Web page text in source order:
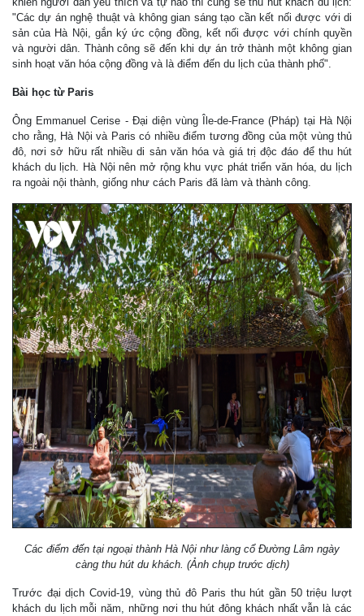
"Các dự án nghệ thuật và không gian sáng tạo cần kết nối được với di
sản của Hà Nội, gắn ký ức cộng đồng, kết nối được với chính quyền
và người dân. Thành công sẽ đến khi dự án trở thành một không gian
sinh hoạt văn hóa cộng đồng và là điểm đến du lịch của thành phố".
Bài học từ Paris
Ông Emmanuel Cerise - Đại diện vùng Île-de-France (Pháp) tại Hà Nội
cho rằng, Hà Nội và Paris có nhiều điểm tương đồng của một vùng thủ
đô, nơi sở hữu rất nhiều di sản văn hóa và giá trị độc đáo để thu hút
khách du lịch. Hà Nội nên mở rộng khu vực phát triển văn hóa, du lịch
ra ngoài nội thành, giống như cách Paris đã làm và thành công.
Các điểm đến tại ngoại thành Hà Nội như làng cổ Đường Lâm ngày
càng thu hút du khách. (Ảnh chụp trước dịch)
Trước đại dịch Covid-19, vùng thủ đô Paris thu hút gần 50 triệu lượt
khách du lịch mỗi năm, những nơi thu hút đông khách nhất vẫn là các